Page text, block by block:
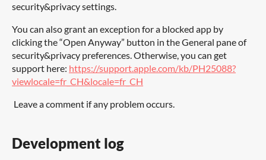
security&privacy settings.
You can also grant an exception for a blocked app by
clicking the “Open Anyway” button in the General pane of
security&privacy preferences. Otherwise, you can get
support here: https://support.apple.com/kb/PH25088?
viewlocale=fr_CH&locale=fr_CH
Leave a comment if any problem occurs.
Development log